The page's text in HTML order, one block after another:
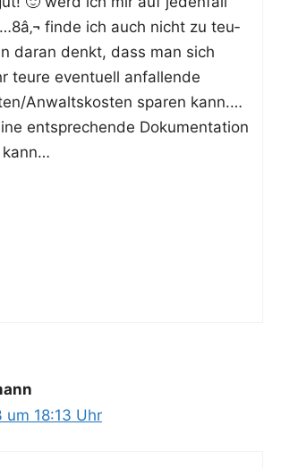
fin­de ich auch nicht zu teu­
dar­an denkt, dass man sich
teu­re even­tu­ell anfal­len­de
Anwaltskosten spa­ren kann.…
ent­spre­chen­de Doku­men­ta­ti­on
kann…
um 18:13 Uhr